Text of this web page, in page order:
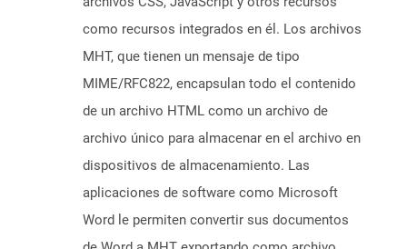
como recursos integrados en él. Los archivos
MHT, que tienen un mensaje de tipo
MIME/RFC822, encapsulan todo el contenido
de un archivo HTML como un archivo de
archivo único para almacenar en el archivo en
dispositivos de almacenamiento. Las
aplicaciones de software como Microsoft
Word le permiten convertir sus documentos